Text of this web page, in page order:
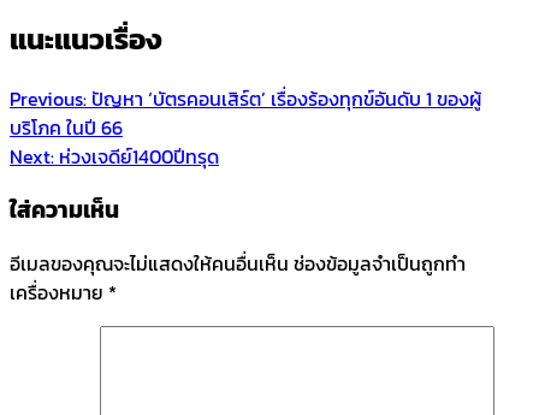
แนะแนวเรื่อง
Previous: ปัญหา ‘บัตรคอนเสิร์ต’ เรื่องร้องทุกข์อันดับ 1 ของผู้
บริโภค ในปี 66
Next: ห่วงเจดีย์1400ปีทรุด
ใส่ความเห็น
อีเมลของคุณจะไม่แสดงให้คนอื่นเห็น ช่องข้อมูลจำเป็นถูกทำ
เครื่องหมาย *